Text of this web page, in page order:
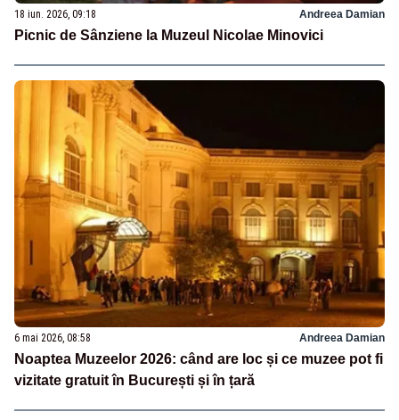
18 iun. 2026, 09:18 Andreea Damian
Picnic de Sânziene la Muzeul Nicolae Minovici
6 mai 2026, 08:58 Andreea Damian
Noaptea Muzeelor 2026: când are loc și ce muzee pot fi
vizitate gratuit în București și în țară